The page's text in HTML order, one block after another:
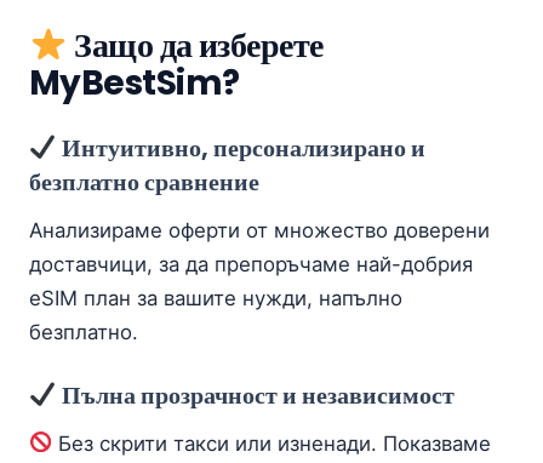
Защо да изберете
MyBestSim?
Интуитивно, персонализирано и
безплатно сравнение
Анализираме оферти от множество доверени
доставчици, за да препоръчаме най-добрия
eSIM план за вашите нужди, напълно
безплатно.
Пълна прозрачност и независимост
Без скрити такси или изненади. Показваме